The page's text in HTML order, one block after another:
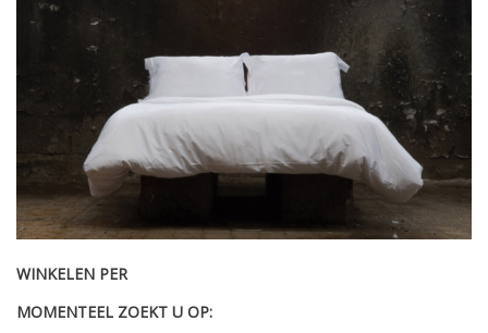
WINKELEN PER
MOMENTEEL ZOEKT U OP: